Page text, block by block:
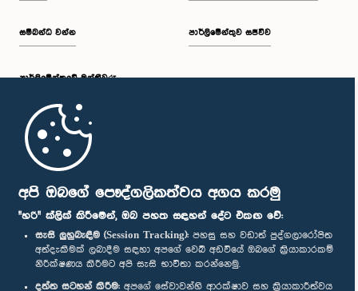
අපි ඔබගේ පෞද්ගලිකත්වය අගය කරමු
"හරි" ක්ලික් කිරීමෙන්, ඔබ පහත සඳහන් දේට එකඟ වේ:
සැසි ලුහුබැඳීම (Session Tracking): පහසු සහ වඩාත් පුද්ගලාරෝපිත
අත්දැකීමක් ලබාදීම සඳහා අපගේ වෙබ් අඩවියේ ඔබගේ ක්‍රියාකාරකම්
නිරීක්ෂණය කිරීමට අපි සැසි භාවිතා කරන්නෙමු.
දත්ත සටහන් කිරීම: අපගේ සේවාවන්හි ආරක්ෂාව සහ ක්‍රියාකාරීත්වය
සම්බන්ධ වන්න
පාර්ලි‌මේන්තුවේ මන්ත්‍රීවරු
මුල් පිටුව
පාර්ලිමේන්තුව සජීවීව
පාර්ලිමේන්තු ජංගම යෙදුම
අප හා සම්බන්ධ වී සිටින්න :